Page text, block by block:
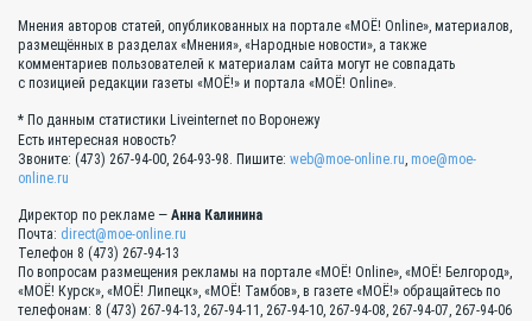
Мнения авторов статей, опубликованных на портале «МОЁ! Online», материалов,
размещённых в разделах «Мнения», «Народные новости», а также
комментариев пользователей к материалам сайта могут не совпадать
с позицией редакции газеты «МОЁ!» и портала «МОЁ! Online».
* По данным статистики Liveinternet по Воронежу
Есть интересная новость?
Звоните: (473) 267-94-00, 264-93-98. Пишите: web@moe-online.ru, moe@moe-
online.ru
Директор по рекламе — Анна Калинина
Почта: direct@moe-online.ru
Телефон 8 (473) 267-94-13
По вопросам размещения рекламы на портале «МОЁ! Online», «МОЁ! Белгород»,
«МОЁ! Курск», «МОЁ! Липецк», «МОЁ! Тамбов», в газете «МОЁ!» обращайтесь по
телефонам: 8 (473) 267-94-13, 267-94-11, 267-94-10, 267-94-08, 267-94-07, 267-94-06